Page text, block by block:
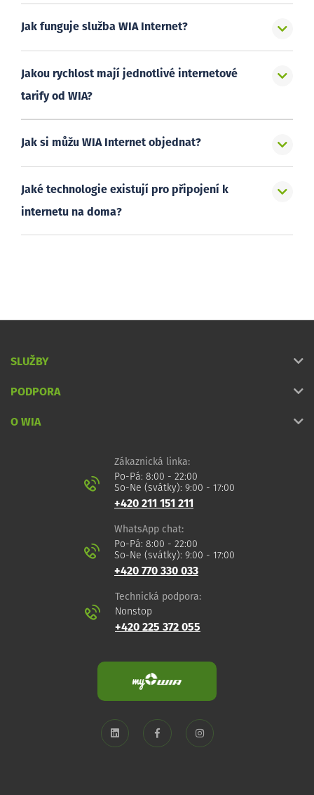
Jak funguje služba WIA Internet?
Jakou rychlost mají jednotlivé internetové
tarify od WIA?
Jak si můžu WIA Internet objednat?
Jaké technologie existují pro připojení k
internetu na doma?
SLUŽBY
PODPORA
O WIA
Zákaznická linka:
Po-Pá: 8:00 - 22:00
So-Ne (svátky): 9:00 - 17:00
+420 211 151 211
WhatsApp chat:
Po-Pá: 8:00 - 22:00
So-Ne (svátky): 9:00 - 17:00
+420 770 330 033
Technická podpora:
Nonstop
+420 225 372 055